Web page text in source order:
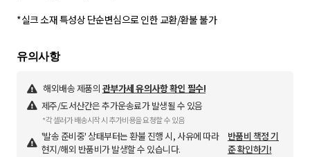
*실크 소재 특성상 단순변심으로 인한 교환/환불 불가
유의사항
해외배송 제품의 관부가세 유의사항 확인 필수!
제주/도서산간은 추가운송료가 발생될 수 있음
*각 셀러가 배송시작 시 추가비용을 요청할 수 있음
'발송 준비중' 상태부터는 환불 진행 시, 사유에 따라
현지/해외 반품비가 발생할 수 있습니다.
반품비 책정 기
준 확인하기!